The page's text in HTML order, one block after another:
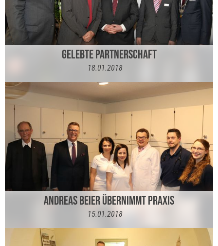
GELEBTE PARTNERSCHAFT
18.01.2018
ANDREAS BEIER ÜBERNIMMT PRAXIS
15.01.2018